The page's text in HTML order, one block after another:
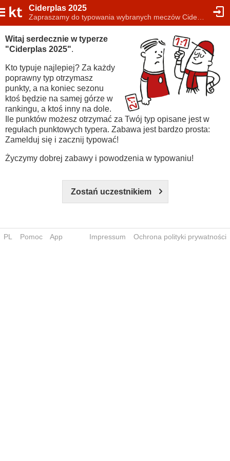
Ciderplas 2025
Witaj serdecznie w typerze
"Ciderplas 2025".
Kto typuje najlepiej? Za każdy
poprawny typ otrzymasz
punkty, a na koniec sezonu
ktoś będzie na samej górze w
rankingu, a ktoś inny na dole.
Ile punktów możesz otrzymać za Twój typ opisane jest w
regułach punktowych typera. Zabawa jest bardzo prosta:
Zamelduj się i zacznij typować!
Życzymy dobrej zabawy i powodzenia w typowaniu!
Zostań uczestnikiem
PL Pomoc App Impressum Ochrona polityki prywatności